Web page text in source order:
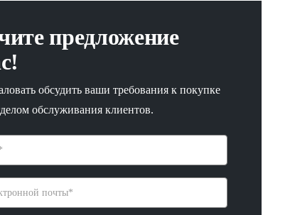
предложение
обсудить ваши требования к покупке
обслуживания клиентов.